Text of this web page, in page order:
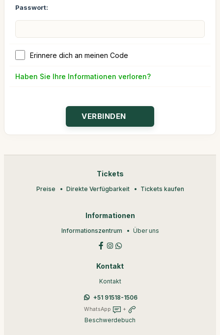
Passwort:
Erinnere dich an meinen Code
Haben Sie Ihre Informationen verloren?
Tickets
Preise Direkte Verfügbarkeit Tickets kaufen
Informationen
Informationszentrum Über uns
Kontakt
Kontakt
+51 91518-1506
WhatsApp +
Beschwerdebuch